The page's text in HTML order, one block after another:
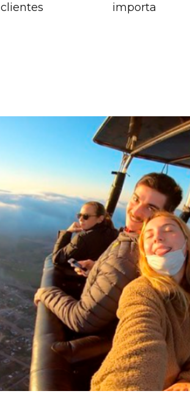
clientes
importa